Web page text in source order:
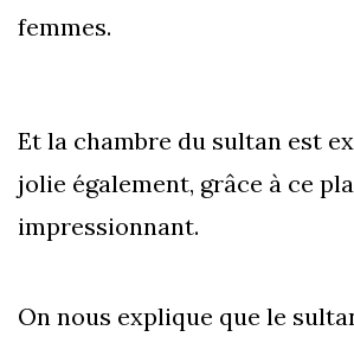
femmes.
Et la chambre du sultan est
jolie également, grâce à ce
impressionnant.
On nous explique que le